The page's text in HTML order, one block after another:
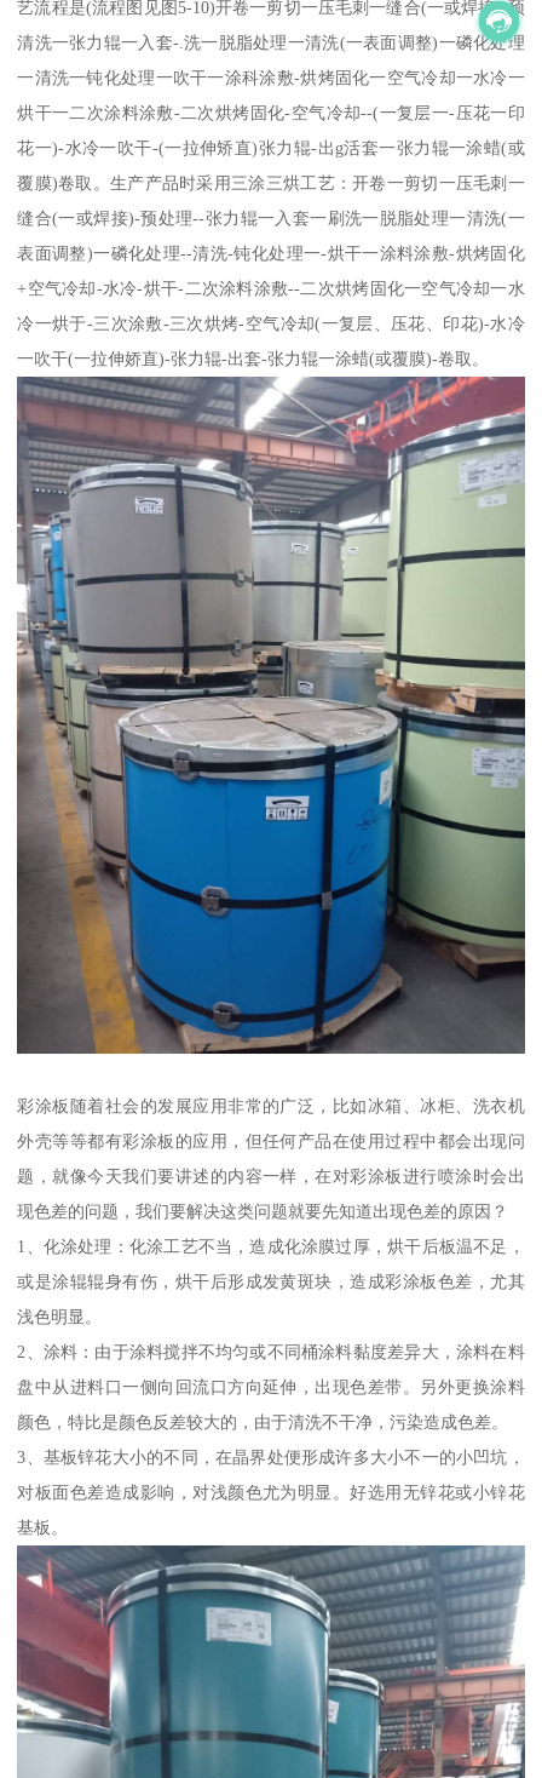
艺流程是(流程图见图5-10)开卷一剪切一压毛刺一缝合(一或焊接)-预
清洗一张力辊一入套-.洗一脱脂处理一清洗(一表面调整)一磷化处理
一清洗一钝化处理一吹干一涂科涂敷-烘烤固化一空气冷却一水冷一
烘干一二次涂料涂敷-二次烘烤固化-空气冷却--(一复层一-压花一印
花一)-水冷一吹干-(一拉伸矫直)张力辊-出g活套一张力辊一涂蜡(或
覆膜)卷取。生产产品时采用三涂三烘工艺：开卷一剪切一压毛刺一
缝合(一或焊接)-预处理--张力辊一入套一刷洗一脱脂处理一清洗(一
表面调整)一磷化处理--清洗-钝化处理一-烘干一涂料涂敷-烘烤固化
+空气冷却-水冷-烘干-二次涂料涂敷--二次烘烤固化一空气冷却一水
冷一烘于-三次涂敷-三次烘烤-空气冷却(一复层、压花、印花)-水冷
一吹干(一拉伸娇直)-张力辊-出套-张力辊一涂蜡(或覆膜)-卷取。
彩涂板随着社会的发展应用非常的广泛，比如冰箱、冰柜、洗衣机
外壳等等都有彩涂板的应用，但任何产品在使用过程中都会出现问
题，就像今天我们要讲述的内容一样，在对彩涂板进行喷涂时会出
现色差的问题，我们要解决这类问题就要先知道出现色差的原因？
1、化涂处理：化涂工艺不当，造成化涂膜过厚，烘干后板温不足，
或是涂辊辊身有伤，烘干后形成发黄斑块，造成彩涂板色差，尤其
浅色明显。
2、涂料：由于涂料搅拌不均匀或不同桶涂料黏度差异大，涂料在料
盘中从进料口一侧向回流口方向延伸，出现色差带。另外更换涂料
颜色，特比是颜色反差较大的，由于清洗不干净，污染造成色差。
3、基板锌花大小的不同，在晶界处便形成许多大小不一的小凹坑，
对板面色差造成影响，对浅颜色尤为明显。好选用无锌花或小锌花
基板。